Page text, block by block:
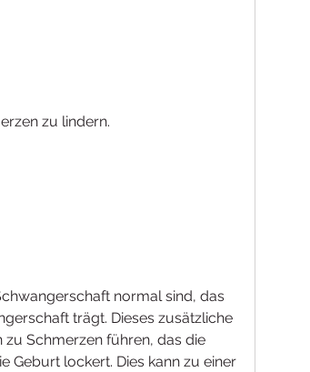
zu lindern.
normal sind, das
trägt. Dieses zusätzliche
Schmerzen führen, das die
Geburt lockert. Dies kann zu einer